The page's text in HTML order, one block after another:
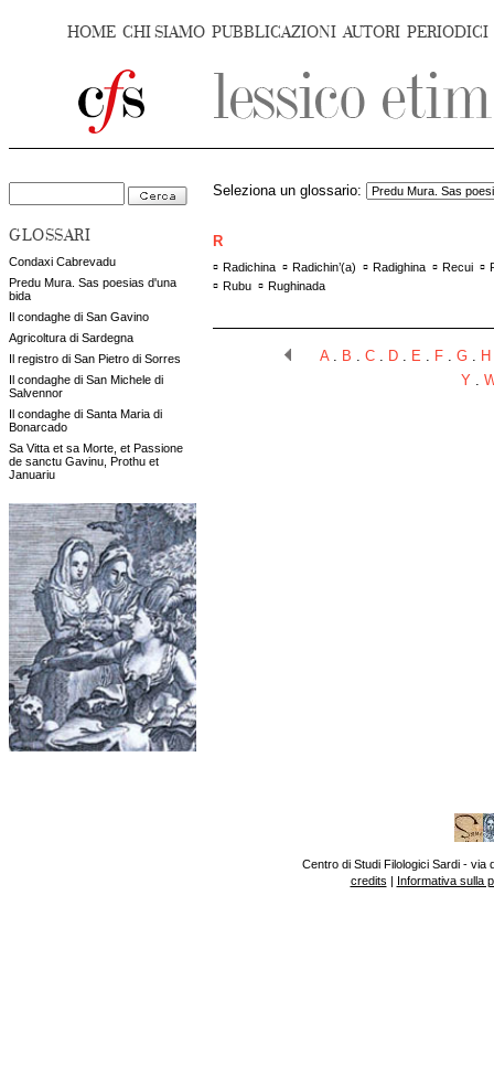
HOME CHI SIAMO PUBBLICAZIONI AUTORI PERIODICI
GLOSSARI
Condaxi Cabrevadu
Predu Mura. Sas poesias d'una
bida
Il condaghe di San Gavino
Agricoltura di Sardegna
Il registro di San Pietro di Sorres
Il condaghe di San Michele di
Salvennor
Il condaghe di Santa Maria di
Bonarcado
Sa Vitta et sa Morte, et Passione
de sanctu Gavinu, Prothu et
Januariu
Seleziona un glossario:
R
▫ Radichina ▫ Radichin’(a) ▫ Radighina ▫ Recui ▫
▫ Rubu ▫ Rughinada
A. B . C. D. E . F. G. H
Y .
Centro di Studi Filologici Sardi - via
credits | Informativa sulla